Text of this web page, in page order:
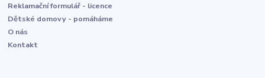
Reklamační formulář - licence
Dětské domovy - pomáháme
O nás
Kontakt